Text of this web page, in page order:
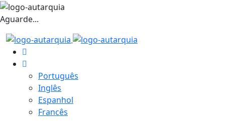
Aguarde...
Português
Inglês
Espanhol
Francês